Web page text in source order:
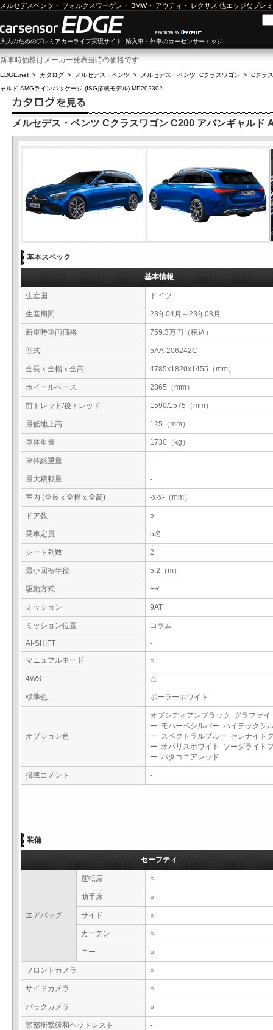
メルセデスベンツ ・ フォルクスワーゲン ・ BMW・ アウディ ・ レクサス 他エッジなプレ
大人のためのプレミアカーライフ実現サイト 輸入車・外車のカーセンサーエッジ
新車時価格はメーカー発表当時の価格です
EDGE.net > カタログ > メルセデス・ベンツ > メルセデス・ベンツ Cクラスワゴン > Cクラ
ャルド AMGラインパッケージ (ISG搭載モデル) MP202302
メルセデス・ベンツ Cクラスワゴン C200 アバンギャルド
基本スペック
基本情報
生産国 ドイツ
生産期間 23年04月～23年08月
新車時車両価格 759.3万円（税込）
型式 5AA-206242C
全長ｘ全幅ｘ全高 4785x1820x1455（mm）
ホイールベース 2865（mm）
前トレッド/後トレッド 1590/1575（mm）
最低地上高 125（mm）
車体重量 1730（kg）
車体総重量 -
最大積載量 -
室内 (全長ｘ全幅ｘ全高) -x-x-（mm）
ドア数 5
乗車定員 5名
シート列数 2
最小回転半径 5.2（m）
駆動方式 FR
ミッション 9AT
ミッション位置 コラム
AI-SHIFT
-
マニュアルモード
○
4WS △
標準色 ポーラーホワイト
オプション色
オブシディアンブラック グラファイ
ー モハーベシルバー ハイテックシ
ー スペクトラルブルー セレナイト
ー オパリスホワイト ソーダライト
ー パタゴニアレッド
掲載コメント -
装備
セーフティ
エアバッグ
運転席 ○
助手席 ○
サイド ○
カーテン ○
ニー ○
フロントカメラ ○
サイドカメラ ○
バックカメラ ○
頸部衝撃緩和ヘッドレスト -